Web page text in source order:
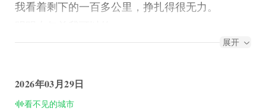
我看着剩下的一百多公里，挣扎得很无力。
那时候载着重装，驮着几十斤的东西，完整的骑完
说那不是事儿。
现在七十公里就崩了。
展开
2026年03月29日
看不见的城市